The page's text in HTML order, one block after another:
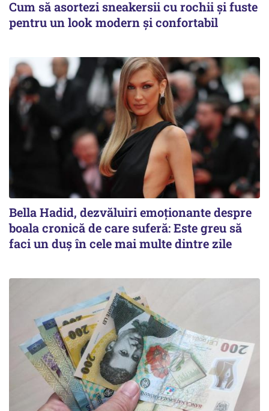
Cum să asortezi sneakersii cu rochii și fuste
pentru un look modern și confortabil
Bella Hadid, dezvăluiri emoționante despre
boala cronică de care suferă: Este greu să
faci un duș în cele mai multe dintre zile